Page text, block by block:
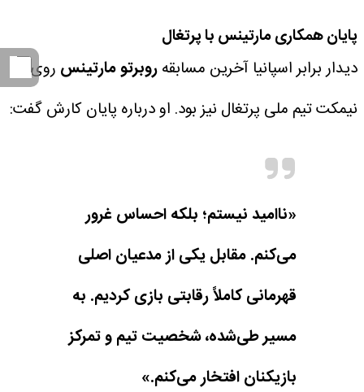
پایان همکاری مارتینس با پرتغال
دیدار برابر اسپانیا آخرین مسابقهروبرتو مارتینس روی
نیمکت تیم ملی پرتغال نیز بود. او درباره پایان کارش گفت:
«ناامید نیستم؛ بلکه احساس غرور
می‌کنم. مقابل یکی از مدعیان اصلی
قهرمانی کاملاً رقابتی بازی کردیم. به
مسیر طی‌شده، شخصیت تیم و تمرکز
بازیکنان افتخار می‌کنم.»